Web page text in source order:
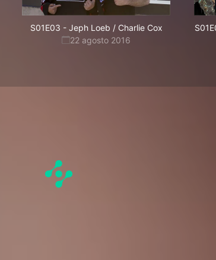
S01E03 - Jeph Loeb / Charlie Cox
22 agosto 2016